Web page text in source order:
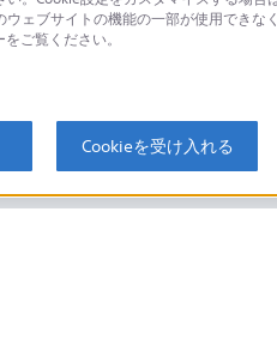
海外仕様製品
オーバーシーズモデルに
ェブサイトの機能の一部が使用できな
ご覧ください。
Cookieを受け入れる